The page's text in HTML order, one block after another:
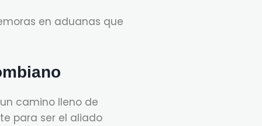
en aduanas que
camino lleno de
para ser el aliado